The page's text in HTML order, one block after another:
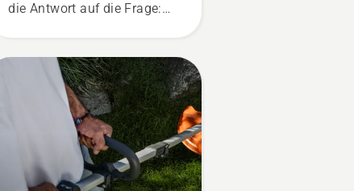
die Antwort auf die Frage:
mit einem Automower®-
Mähroboter gepflegt wird,
als wenn das Mähen mit
einem herkömmlichen
Rasenmäher erfolgt? Unser
Richter und Juror, zurück
am Ort des Geschehens, ist